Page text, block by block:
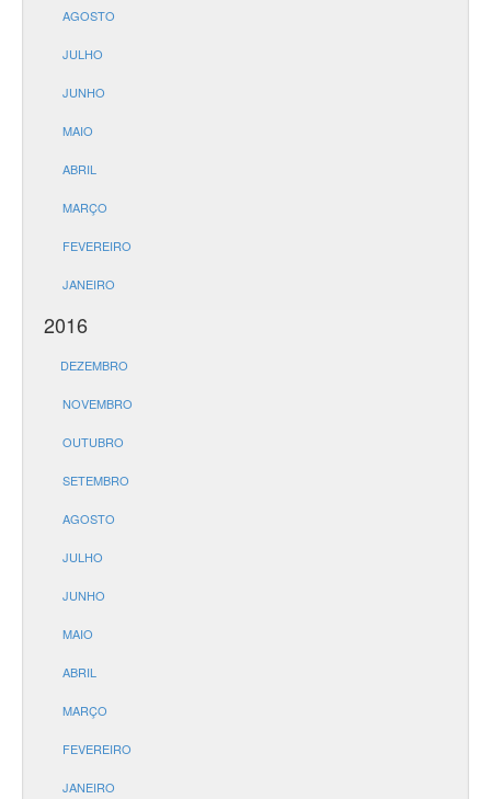
AGOSTO
JULHO
JUNHO
MAIO
ABRIL
MARÇO
FEVEREIRO
JANEIRO
2016
DEZEMBRO
NOVEMBRO
OUTUBRO
SETEMBRO
AGOSTO
JULHO
JUNHO
MAIO
ABRIL
MARÇO
FEVEREIRO
JANEIRO